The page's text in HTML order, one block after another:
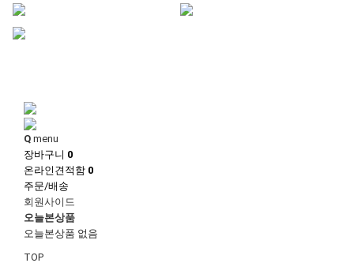
1
Q menu
장바구니 0
온라인견적함 0
주문/배송
회원사이드
오늘본상품
오늘본상품 없음
TOP